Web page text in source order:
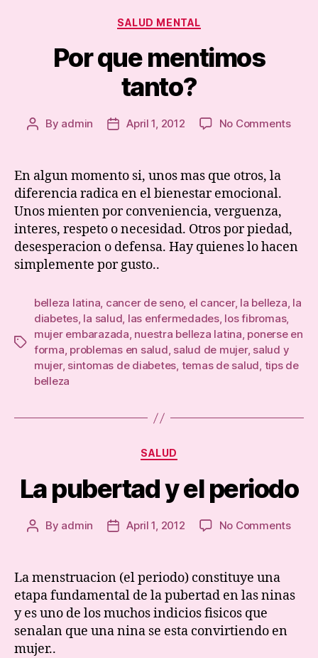
Categories
SALUD MENTAL
Por que mentimos
tanto?
Post
By admin
PostApril 1, 2012 No Commentson
En algun momento si, unos mas que otros, la
diferencia radica en el bienestar emocional.
Unos mienten por conveniencia, verguenza,
interes, respeto o necesidad. Otros por piedad,
desesperacion o defensa. Hay quienes lo hacen
simplemente por gusto..
Tags
belleza latina, cancer de seno, el cancer, la belleza, la
diabetes, la salud, las enfermedades, los fibromas,
mujer embarazada, nuestra belleza latina, ponerse en
forma, problemas en salud, salud de mujer, salud y
mujer, sintomas de diabetes, temas de salud, tips de
belleza
Categories
SALUD
La pubertad y el periodo
Post
By admin
PostApril 1, 2012 No Commentson
La menstruacion (el periodo) constituye una
etapa fundamental de la pubertad en las ninas
y es uno de los muchos indicios fisicos que
senalan que una nina se esta convirtiendo en
mujer..